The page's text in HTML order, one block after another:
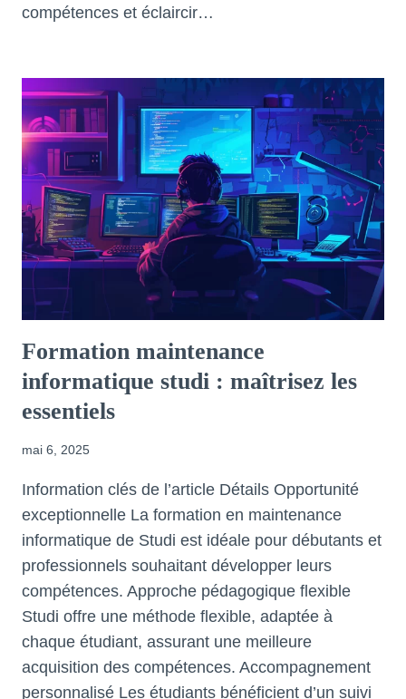
compétences et éclaircir…
Formation maintenance
informatique studi : maîtrisez les
essentiels
mai 6, 2025
Information clés de l’article Détails Opportunité
exceptionnelle La formation en maintenance
informatique de Studi est idéale pour débutants et
professionnels souhaitant développer leurs
compétences. Approche pédagogique flexible
Studi offre une méthode flexible, adaptée à
chaque étudiant, assurant une meilleure
acquisition des compétences. Accompagnement
personnalisé Les étudiants bénéficient d’un suivi